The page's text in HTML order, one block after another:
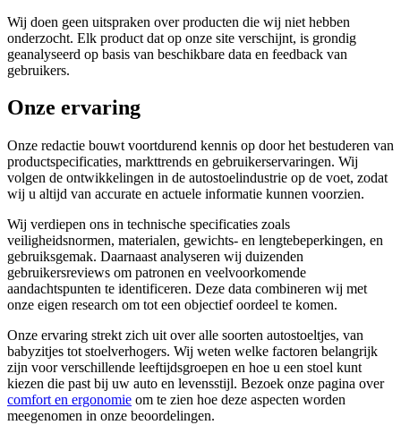
Wij doen geen uitspraken over producten die wij niet hebben
onderzocht. Elk product dat op onze site verschijnt, is grondig
geanalyseerd op basis van beschikbare data en feedback van
gebruikers.
Onze ervaring
Onze redactie bouwt voortdurend kennis op door het bestuderen van
productspecificaties, markttrends en gebruikerservaringen. Wij
volgen de ontwikkelingen in de autostoelindustrie op de voet, zodat
wij u altijd van accurate en actuele informatie kunnen voorzien.
Wij verdiepen ons in technische specificaties zoals
veiligheidsnormen, materialen, gewichts- en lengtebeperkingen, en
gebruiksgemak. Daarnaast analyseren wij duizenden
gebruikersreviews om patronen en veelvoorkomende
aandachtspunten te identificeren. Deze data combineren wij met
onze eigen research om tot een objectief oordeel te komen.
Onze ervaring strekt zich uit over alle soorten autostoeltjes, van
babyzitjes tot stoelverhogers. Wij weten welke factoren belangrijk
zijn voor verschillende leeftijdsgroepen en hoe u een stoel kunt
kiezen die past bij uw auto en levensstijl. Bezoek onze pagina over
comfort en ergonomie om te zien hoe deze aspecten worden
meegenomen in onze beoordelingen.